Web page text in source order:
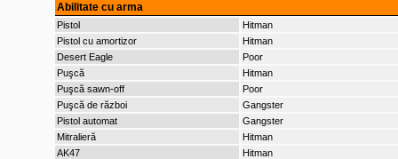
Abilitate cu arma
Pistol
Hitman
Pistol cu amortizor
Hitman
Desert Eagle
Poor
Puşcă
Hitman
Puşcă sawn-off
Poor
Puşcă de război
Gangster
Pistol automat
Gangster
Mitralieră
Hitman
AK47
Hitman